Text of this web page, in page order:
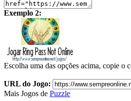
Exemplo 2:
Escolha uma das opções acima, copie
URL do Jogo:
Mais Jogos de Puzzle